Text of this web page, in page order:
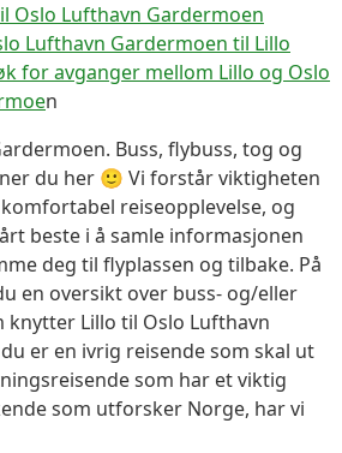
Oslo Lufthavn Gardermoen
Lufthavn Gardermoen til Lillo
for avganger mellom Lillo og Oslo
n
Buss, flybuss, tog og
du her 🙂 Vi forstår viktigheten
reiseopplevelse, og
beste i å samle informasjonen
deg til flyplassen og tilbake. På
en oversikt over buss- og/eller
Lillo til Oslo Lufthavn
er en ivrig reisende som skal ut
som har et viktig
som utforsker Norge, har vi